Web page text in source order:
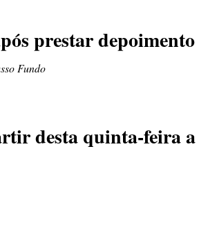
prestar
Fundo
desta quinta-feira